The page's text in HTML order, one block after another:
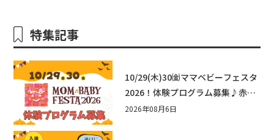
特集記事
10/29(木)30㈮ママベビーフェスタ
2026！体験プログラム募集♪赤ち
ゃん向けイベントに出演しません
2026年08月6日